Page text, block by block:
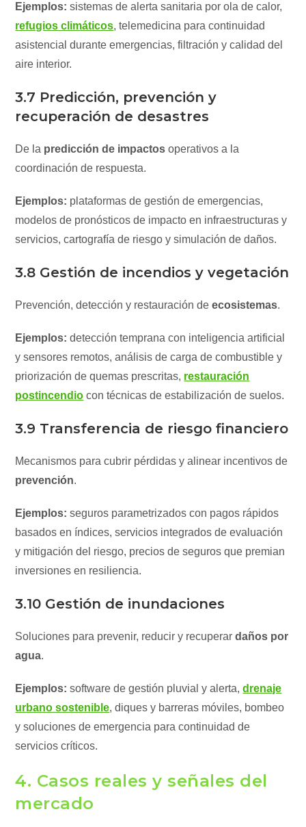
Ejemplos: sistemas de alerta sanitaria por ola de calor,
refugios climáticos, telemedicina para continuidad
asistencial durante emergencias, filtración y calidad del
aire interior.
3.7 Predicción, prevención y
recuperación de desastres
De la predicción de impactos operativos a la
coordinación de respuesta.
Ejemplos: plataformas de gestión de emergencias,
modelos de pronósticos de impacto en infraestructuras y
servicios, cartografía de riesgo y simulación de daños.
3.8 Gestión de incendios y vegetación
Prevención, detección y restauración deecosistemas.
Ejemplos: detección temprana con inteligencia artificial
y sensores remotos, análisis de carga de combustible y
priorización de quemas prescritas, restauración
postincendio con técnicas de estabilización de suelos.
3.9 Transferencia de riesgo financiero
Mecanismos para cubrir pérdidas y alinear incentivos de
prevención.
Ejemplos: seguros parametrizados con pagos rápidos
basados en índices, servicios integrados de evaluación
y mitigación del riesgo, precios de seguros que premian
inversiones en resiliencia.
3.10 Gestión de inundaciones
Soluciones para prevenir, reducir y recuperardaños por
agua.
Ejemplos: software de gestión pluvial y alerta,drenaje
urbano sostenible, diques y barreras móviles, bombeo
y soluciones de emergencia para continuidad de
servicios críticos.
4. Casos reales y señales del
mercado